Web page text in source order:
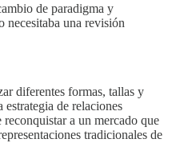
de paradigma y
necesitaba una revisión
diferentes formas, tallas y
de relaciones
a un mercado que
tradicionales de